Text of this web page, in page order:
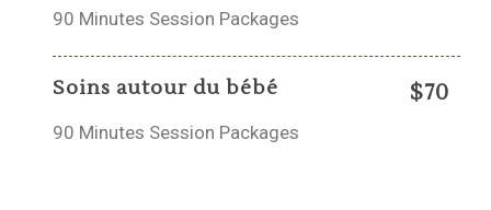
90 Minutes Session Packages
Soins autour du bébé
90 Minutes Session Packages
$70